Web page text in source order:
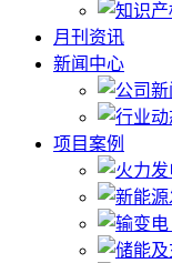
月刊资讯
新闻中心
项目案例